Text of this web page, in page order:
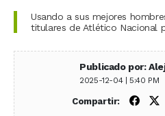
Usando a sus mejores
titulares de Atlético Nacional
Publicado por:
2025-12-04 | 5:40 PM
Compartir: